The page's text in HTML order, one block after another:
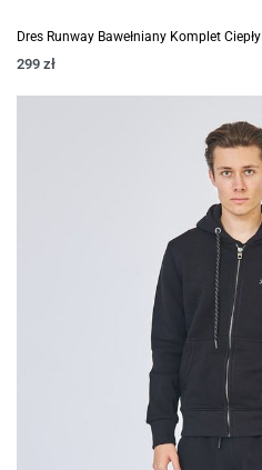
Dres Runway Bawełniany Komplet Ciepły
299 zł